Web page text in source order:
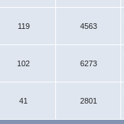
119 4563
102 6273
41 2801